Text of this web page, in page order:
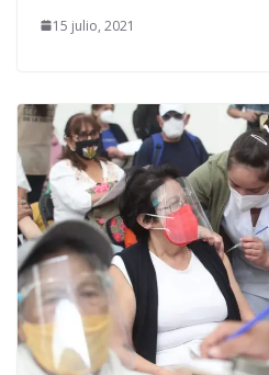
15 julio, 2021